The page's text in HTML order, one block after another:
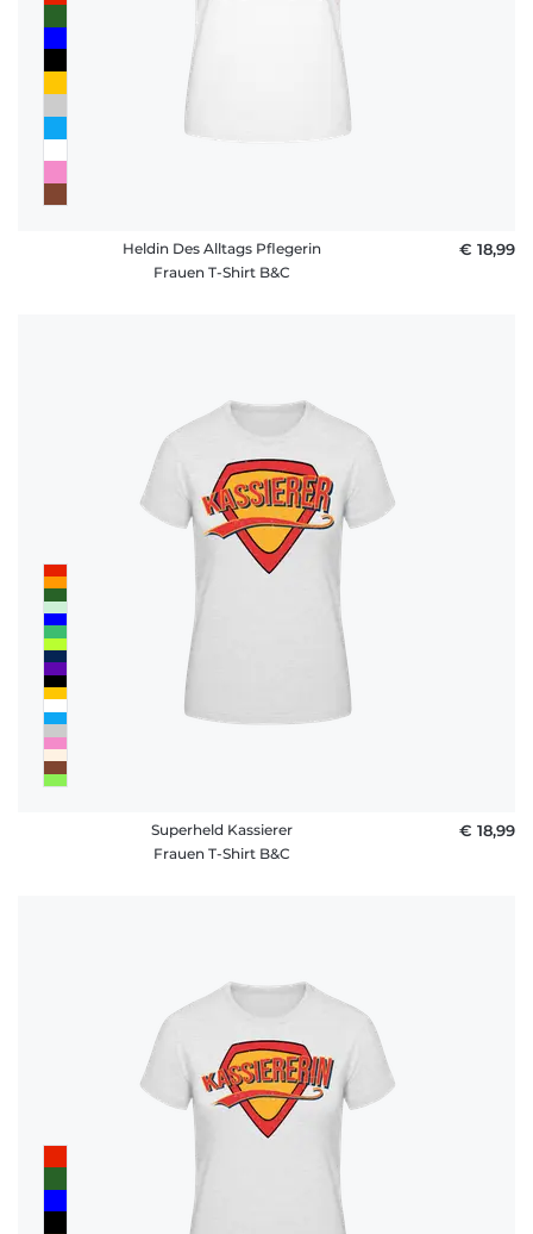
Heldin Des Alltags Pflegerin
Frauen T-Shirt B&C
€ 18,99
Superheld Kassierer
Frauen T-Shirt B&C
€ 18,99